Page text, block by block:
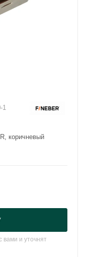
1
коричневый
и уточнят